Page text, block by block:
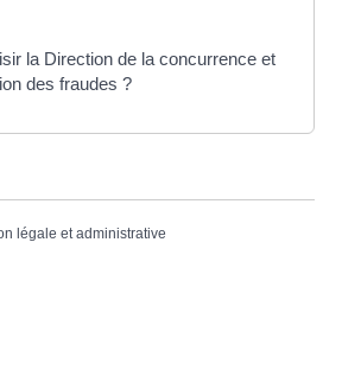
la Direction de la concurrence et
des fraudes ?
légale et administrative